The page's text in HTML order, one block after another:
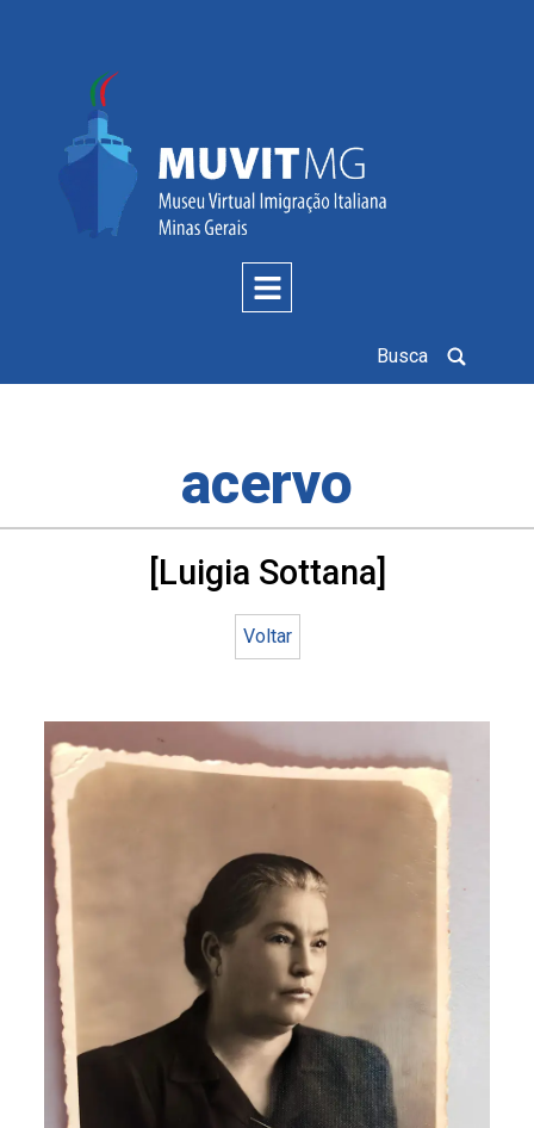
Busca
acervo
[Luigia Sottana]
Voltar